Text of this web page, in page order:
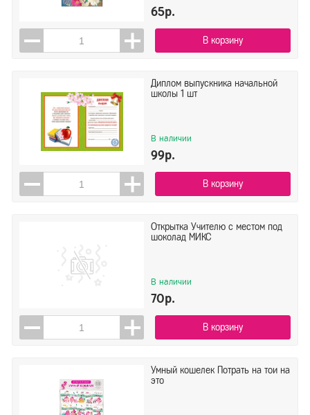
65р.
В корзину
Диплом выпускника начальной
школы 1 шт
В наличии
99р.
В корзину
Открытка Учителю с местом под
шоколад МИКС
В наличии
70р.
В корзину
Умный кошелек Потрать на тои на
это